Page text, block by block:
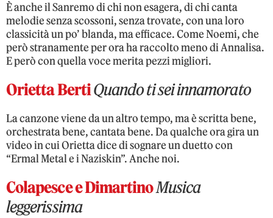
È anche il Sanremo di chi non esagera, di chi canta
melodie senza scossoni, senza trovate, con una loro
classicità un po’ blanda, ma efficace. Come Noemi, che
però stranamente per ora ha raccolto meno di Annalisa.
E però con quella voce merita pezzi migliori.
Orietta BertiQuando ti sei innamorato
La canzone viene da un altro tempo, ma è scritta bene,
orchestrata bene, cantata bene. Da qualche ora gira un
video in cui Orietta dice di sognare un duetto con
“Ermal Metal e i Naziskin”. Anche noi.
Colapesce e DimartinoMusica
leggerissima